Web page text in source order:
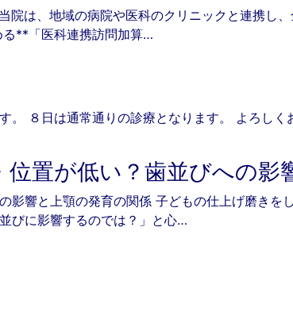
は、地域の病院や医科のクリニックと連携し
る**「医科連携訪問加算…
。 ８日は通常通りの診療となります。 よろしく
置が低い？歯並びへの影
響と上顎の発育の関係 子どもの仕上げ磨きを
びに影響するのでは？」と心…